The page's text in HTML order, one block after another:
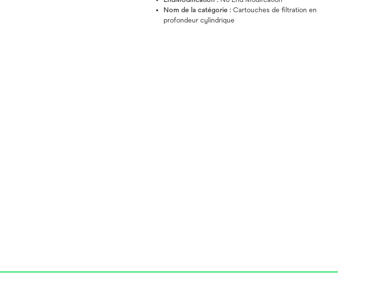
Nom de la catégorie :Cartouches de filtration en
profondeur cylindrique